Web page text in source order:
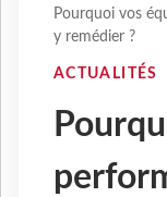
Pourquoi vos
y remédier ?
ACTUALITÉS